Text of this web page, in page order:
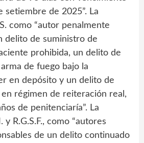
setiembre de 2025”. La
como “autor penalmente
delito de suministro de
prohibida, un delito de
de fuego bajo la
en depósito y un delito de
régimen de reiteración real,
de penitenciaría”. La
y R.G.S.F., como “autores
de un delito continuado